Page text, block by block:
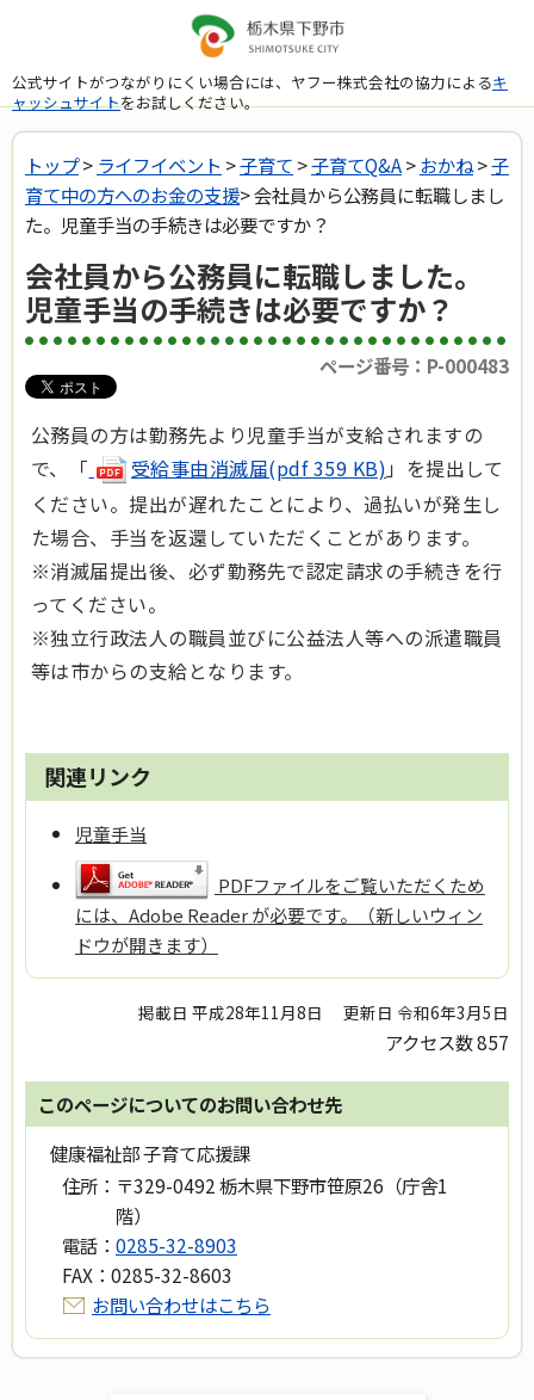
公式サイトがつながりにくい場合には、ヤフー株式会社の協力によるキ
ャッシュサイトをお試しください。
トップ> ライフイベント >子育て >子育てQ&A>おかね>子
育て中の方へのお金の支援> 会社員から公務員に転職しまし
た。児童手当の手続きは必要ですか？
会社員から公務員に転職しました。
児童手当の手続きは必要ですか？
ページ番号：P-000483
公務員の方は勤務先より児童手当が支給されますの
で、「
受給事由消滅届(pdf 359 KB) 」を提出して
ください。提出が遅れたことにより、過払いが発生し
た場合、手当を返還していただくことがあります。
※消滅届提出後、必ず勤務先で認定請求の手続きを行
ってください。
※独立行政法人の職員並びに公益法人等への派遣職員
等は市からの支給となります。
関連リンク
児童手当
PDFファイルをご覧いただくため
には、Adobe Reader が必要です。（新しいウィン
ドウが開きます）
掲載日 平成28年11月8日 更新日 令和6年3月5日
アクセス数857
このページについてのお問い合わせ先
健康福祉部 子育て応援課
住所： 〒329-0492 栃木県下野市笹原26（庁舎1
階）
電話： 0285-32-8903
FAX： 0285-32-8603
お問い合わせはこちら